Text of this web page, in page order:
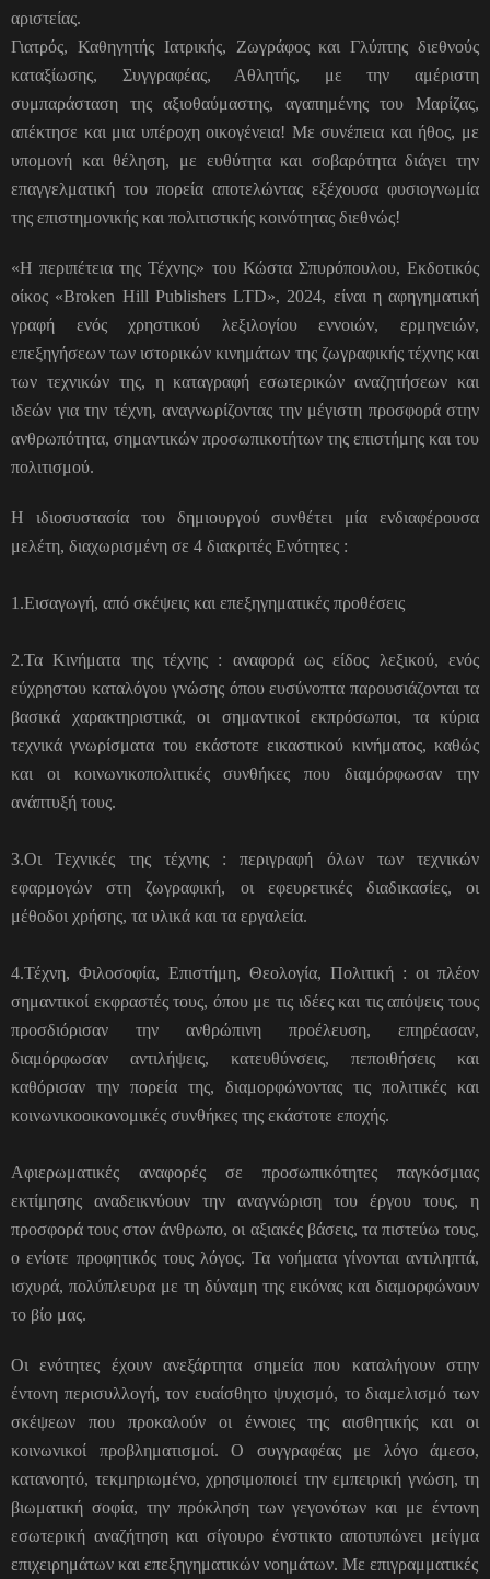
αριστείας.
Γιατρός, Καθηγητής Ιατρικής, Ζωγράφος και Γλύπτης διεθνούς
καταξίωσης, Συγγραφέας, Αθλητής, με την αμέριστη
συμπαράσταση της αξιοθαύμαστης, αγαπημένης του Μαρίζας,
απέκτησε και μια υπέροχη οικογένεια! Με συνέπεια και ήθος, με
υπομονή και θέληση, με ευθύτητα και σοβαρότητα διάγει την
επαγγελματική του πορεία αποτελώντας εξέχουσα φυσιογνωμία
της επιστημονικής και πολιτιστικής κοινότητας διεθνώς!
«Η περιπέτεια της Τέχνης» του Κώστα Σπυρόπουλου, Εκδοτικός
οίκος «Broken Hill Publishers LTD», 2024, είναι η αφηγηματική
γραφή ενός χρηστικού λεξιλογίου εννοιών, ερμηνειών,
επεξηγήσεων των ιστορικών κινημάτων της ζωγραφικής τέχνης και
των τεχνικών της, η καταγραφή εσωτερικών αναζητήσεων και
ιδεών για την τέχνη, αναγνωρίζοντας την μέγιστη προσφορά στην
ανθρωπότητα, σημαντικών προσωπικοτήτων της επιστήμης και του
πολιτισμού.
Η ιδιοσυστασία του δημιουργού συνθέτει μία ενδιαφέρουσα
μελέτη, διαχωρισμένη σε 4 διακριτές Ενότητες :
1.Εισαγωγή, από σκέψεις και επεξηγηματικές προθέσεις
2.Τα Κινήματα της τέχνης : αναφορά ως είδος λεξικού, ενός
εύχρηστου καταλόγου γνώσης όπου ευσύνοπτα παρουσιάζονται τα
βασικά χαρακτηριστικά, οι σημαντικοί εκπρόσωποι, τα κύρια
τεχνικά γνωρίσματα του εκάστοτε εικαστικού κινήματος, καθώς
και οι κοινωνικοπολιτικές συνθήκες που διαμόρφωσαν την
ανάπτυξή τους.
3.Οι Τεχνικές της τέχνης : περιγραφή όλων των τεχνικών
εφαρμογών στη ζωγραφική, οι εφευρετικές διαδικασίες, οι
μέθοδοι χρήσης, τα υλικά και τα εργαλεία.
4.Τέχνη, Φιλοσοφία, Επιστήμη, Θεολογία, Πολιτική : οι πλέον
σημαντικοί εκφραστές τους, όπου με τις ιδέες και τις απόψεις τους
προσδιόρισαν την ανθρώπινη προέλευση, επηρέασαν,
διαμόρφωσαν αντιλήψεις, κατευθύνσεις, πεποιθήσεις και
καθόρισαν την πορεία της, διαμορφώνοντας τις πολιτικές και
κοινωνικοοικονομικές συνθήκες της εκάστοτε εποχής.
Αφιερωματικές αναφορές σε προσωπικότητες παγκόσμιας
εκτίμησης αναδεικνύουν την αναγνώριση του έργου τους, η
προσφορά τους στον άνθρωπο, οι αξιακές βάσεις, τα πιστεύω τους,
ο ενίοτε προφητικός τους λόγος. Τα νοήματα γίνονται αντιληπτά,
ισχυρά, πολύπλευρα με τη δύναμη της εικόνας και διαμορφώνουν
το βίο μας.
Οι ενότητες έχουν ανεξάρτητα σημεία που καταλήγουν στην
έντονη περισυλλογή, τον ευαίσθητο ψυχισμό, το διαμελισμό των
σκέψεων που προκαλούν οι έννοιες της αισθητικής και οι
κοινωνικοί προβληματισμοί. Ο συγγραφέας με λόγο άμεσο,
κατανοητό, τεκμηριωμένο, χρησιμοποιεί την εμπειρική γνώση, τη
βιωματική σοφία, την πρόκληση των γεγονότων και με έντονη
εσωτερική αναζήτηση και σίγουρο ένστικτο αποτυπώνει μείγμα
επιχειρημάτων και επεξηγηματικών νοημάτων. Με επιγραμματικές